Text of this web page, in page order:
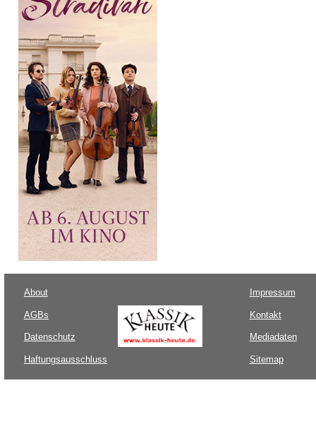
About
AGBs
Datenschutz
Haftungsausschluss
Impressum
Kontakt
Mediadaten
Sitemap